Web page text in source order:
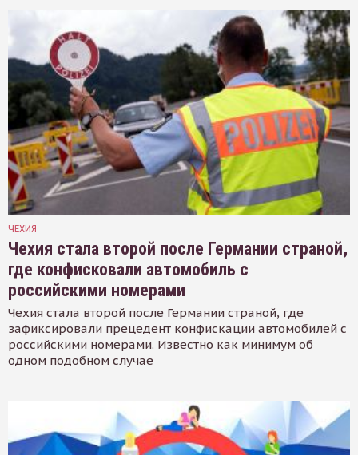
ЧЕХИЯ
Чехия стала второй после Германии страной,
где конфисковали автомобиль с
российскими номерами
Чехия стала второй после Германии страной, где
зафиксировали прецедент конфискации автомобилей с
российскими номерами. Известно как минимум об
одном подобном случае